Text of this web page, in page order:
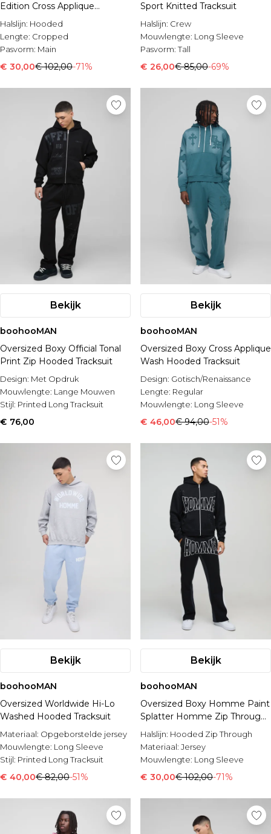
Edition Cross Applique
Hooded Tracksuit
Halslijn: Hooded
Lengte: Cropped
Pasvorm: Main
€ 30,00€ 102,00-71%
Sport Knitted Tracksuit
Halslijn: Crew
Mouwlengte: Long Sleeve
Pasvorm:Tall
€ 26,00€ 85,00-69%
Bekijk
boohooMAN
Oversized Boxy Official Tonal
Print Zip Hooded Tracksuit
Design: Met Opdruk
Mouwlengte: Lange Mouwen
Stijl: Printed Long Tracksuit
€ 76,00
Bekijk
boohooMAN
Oversized Boxy Cross Applique
Wash Hooded Tracksuit
Design: Gotisch/Renaissance
Lengte: Regular
Mouwlengte: Long Sleeve
€ 46,00€ 94,00-51%
Bekijk
boohooMAN
Oversized Worldwide Hi-Lo
Washed Hooded Tracksuit
Materiaal: Opgeborstelde jersey
Mouwlengte: Long Sleeve
Stijl: Printed Long Tracksuit
€ 40,00€ 82,00-51%
Bekijk
boohooMAN
Oversized Boxy Homme Paint
Splatter Homme Zip Through
Tracksuit
Halslijn: Hooded Zip Through
Materiaal: Jersey
Mouwlengte: Long Sleeve
€ 30,00€ 102,00-71%